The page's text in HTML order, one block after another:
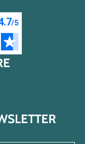
Pinterest
compte Twitter/X